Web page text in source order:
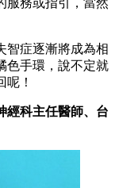
智症逐漸將成為相
色手環，說不定就
！
經科主任醫師、台